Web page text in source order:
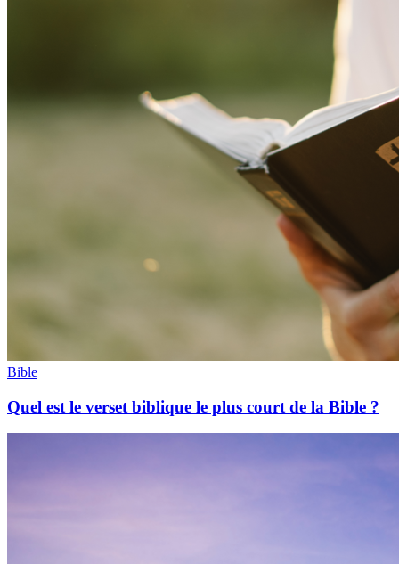
Bible
Quel est le verset biblique le plus court de la Bible ?